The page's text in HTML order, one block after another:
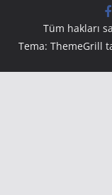
Tüm hakları
Tema: ThemeGrill